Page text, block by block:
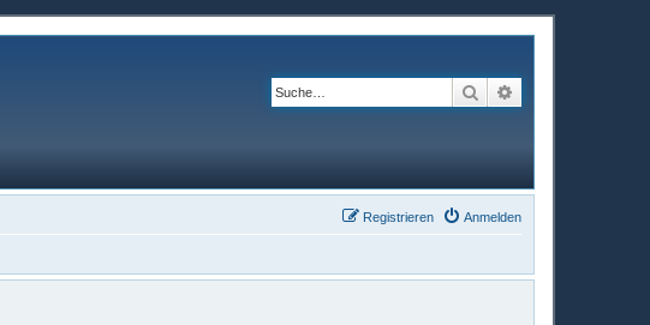
Suche
Anmelden
Registrieren